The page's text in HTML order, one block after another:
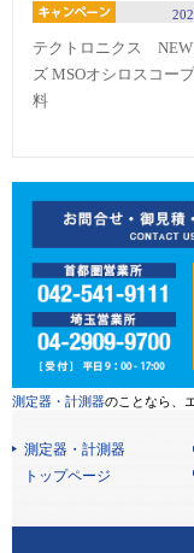
テクトロニクス NEW
ズ MSOオシロスコー
料
測定器・計測器のことなら、
測定器・計測器
トップページ